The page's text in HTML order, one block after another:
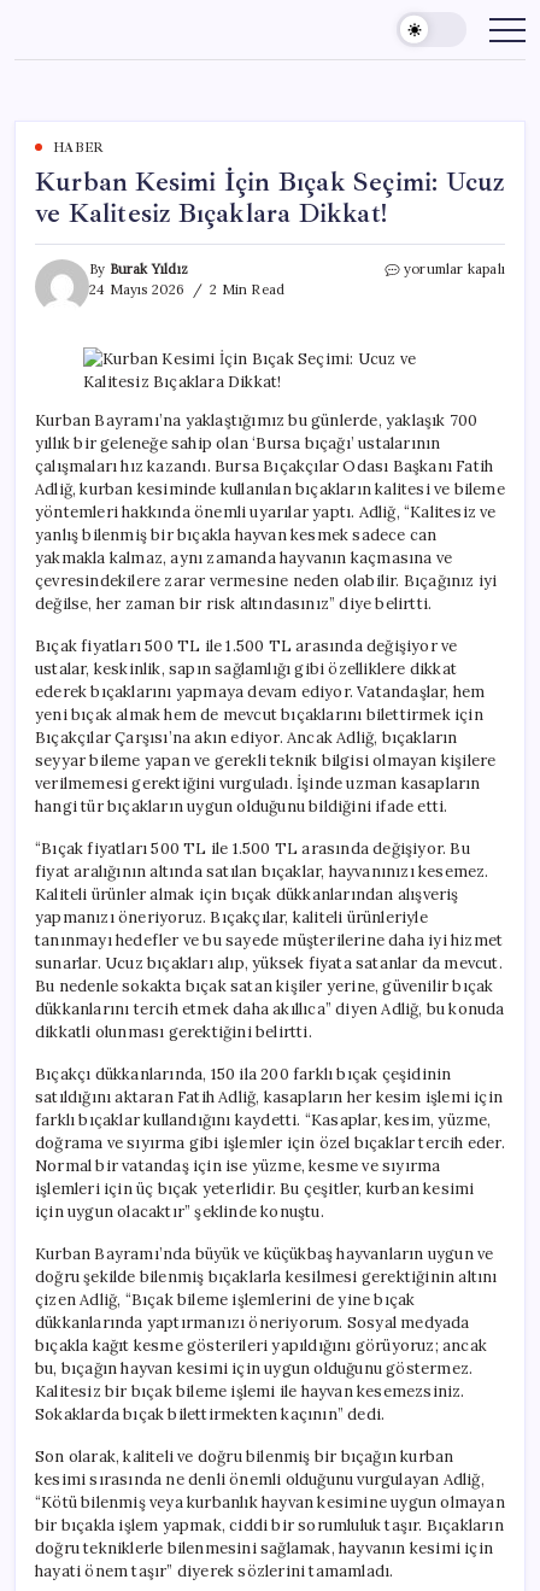
content
HABER
Kurban Kesimi İçin Bıçak Seçimi: Ucuz
ve Kalitesiz Bıçaklara Dikkat!
By Burak Yıldız
24 Mayıs 2026
2 Min Read
Kurban
Ucuz
Kalitesiz
Bıçaklara
Dikkat!
için
yorumlar kapalı
Kurban Bayramı’na yaklaştığımız bu günlerde, yaklaşık 700
yıllık bir geleneğe sahip olan ‘Bursa bıçağı’ ustalarının
çalışmaları hız kazandı. Bursa Bıçakçılar Odası Başkanı Fatih
Adliğ, kurban kesiminde kullanılan bıçakların kalitesi ve bileme
yöntemleri hakkında önemli uyarılar yaptı. Adliğ, “Kalitesiz ve
yanlış bilenmiş bir bıçakla hayvan kesmek sadece can
yakmakla kalmaz, aynı zamanda hayvanın kaçmasına ve
çevresindekilere zarar vermesine neden olabilir. Bıçağınız iyi
değilse, her zaman bir risk altındasınız” diye belirtti.
Bıçak fiyatları 500 TL ile 1.500 TL arasında değişiyor ve
ustalar, keskinlik, sapın sağlamlığı gibi özelliklere dikkat
ederek bıçaklarını yapmaya devam ediyor. Vatandaşlar, hem
yeni bıçak almak hem de mevcut bıçaklarını bilettirmek için
Bıçakçılar Çarşısı’na akın ediyor. Ancak Adliğ, bıçakların
seyyar bileme yapan ve gerekli teknik bilgisi olmayan kişilere
verilmemesi gerektiğini vurguladı. İşinde uzman kasapların
hangi tür bıçakların uygun olduğunu bildiğini ifade etti.
“Bıçak fiyatları 500 TL ile 1.500 TL arasında değişiyor. Bu
fiyat aralığının altında satılan bıçaklar, hayvanınızı kesemez.
Kaliteli ürünler almak için bıçak dükkanlarından alışveriş
yapmanızı öneriyoruz. Bıçakçılar, kaliteli ürünleriyle
tanınmayı hedefler ve bu sayede müşterilerine daha iyi hizmet
sunarlar. Ucuz bıçakları alıp, yüksek fiyata satanlar da mevcut.
Bu nedenle sokakta bıçak satan kişiler yerine, güvenilir bıçak
dükkanlarını tercih etmek daha akıllıca” diyen Adliğ, bu konuda
dikkatli olunması gerektiğini belirtti.
Bıçakçı dükkanlarında, 150 ila 200 farklı bıçak çeşidinin
satıldığını aktaran Fatih Adliğ, kasapların her kesim işlemi için
farklı bıçaklar kullandığını kaydetti. “Kasaplar, kesim, yüzme,
doğrama ve sıyırma gibi işlemler için özel bıçaklar tercih eder.
Normal bir vatandaş için ise yüzme, kesme ve sıyırma
işlemleri için üç bıçak yeterlidir. Bu çeşitler, kurban kesimi
için uygun olacaktır” şeklinde konuştu.
Kurban Bayramı’nda büyük ve küçükbaş hayvanların uygun ve
doğru şekilde bilenmiş bıçaklarla kesilmesi gerektiğinin altını
çizen Adliğ, “Bıçak bileme işlemlerini de yine bıçak
dükkanlarında yaptırmanızı öneriyorum. Sosyal medyada
bıçakla kağıt kesme gösterileri yapıldığını görüyoruz; ancak
bu, bıçağın hayvan kesimi için uygun olduğunu göstermez.
Kalitesiz bir bıçak bileme işlemi ile hayvan kesemezsiniz.
Sokaklarda bıçak bilettirmekten kaçının” dedi.
Son olarak, kaliteli ve doğru bilenmiş bir bıçağın kurban
kesimi sırasında ne denli önemli olduğunu vurgulayan Adliğ,
“Kötü bilenmiş veya kurbanlık hayvan kesimine uygun olmayan
bir bıçakla işlem yapmak, ciddi bir sorumluluk taşır. Bıçakların
doğru tekniklerle bilenmesini sağlamak, hayvanın kesimi için
hayati önem taşır” diyerek sözlerini tamamladı.